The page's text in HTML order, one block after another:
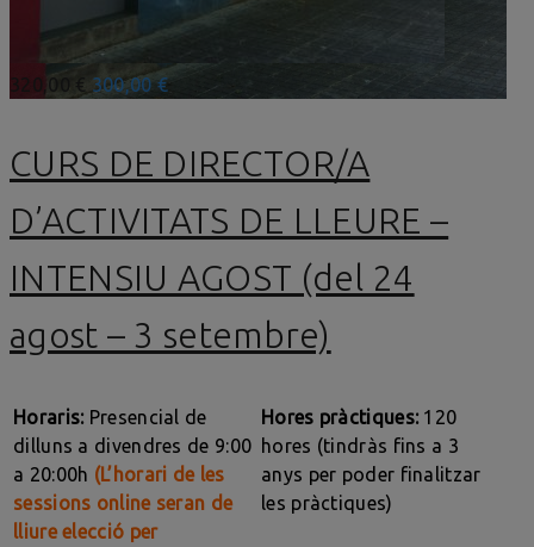
320,00 € 300,00 €
CURS DE DIRECTOR/A
D’ACTIVITATS DE LLEURE –
INTENSIU AGOST (del 24
agost – 3 setembre)
Horaris: Presencial de
dilluns a divendres de 9:00
a 20:00h (L’horari de les
sessions online seran de
lliure elecció per
Hores pràctiques: 120
hores (tindràs fins a 3
anys per poder finalitzar
les pràctiques)